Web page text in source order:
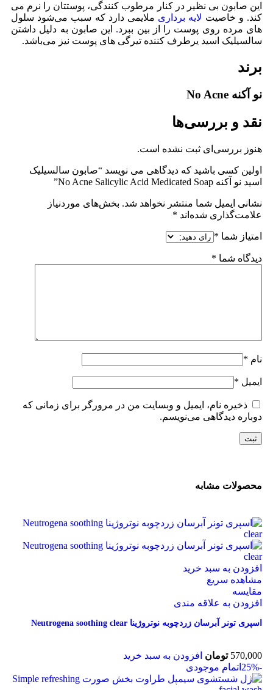
این صابون بی نظیر در کنار مرطوب کنندگی، پوستتان را نرم می
کند. و خاصیت لایه برداری ملایمی دارد که سبب می‌شود سلول
های مرده روی پوست را از بین ببرد. این صابون به دلیل داشتن
سالسیلیک اسید یرطرف کننده تیرگی های پوست نیز می‌باشد.
برند
نو آکنه No Acne
نقد و بررسی‌ها
هنوز بررسی‌ای ثبت نشده است.
اولین کسی باشید که دیدگاهی می نویسد “صابون سالسیلیک
اسید نو آکنه No Acne Salicylic Acid Medicated Soap”
نشانی ایمیل شما منتشر نخواهد شد. بخش‌های موردنیاز
علامت‌گذاری شده‌اند *
امتیاز شما *
دیدگاه شما *
نام *
ایمیل *
ذخیره نام، ایمیل و وبسایت من در مرورگر برای زمانی که
دوباره دیدگاهی می‌نویسم.
محصولات مشابه
افزودن به سبد خرید
مشاهده سریع
مقایسه
افزودن به علاقه مندی
اسپری تونر آبرسان زردچوبه نوتروژینا Neutrogena soothing clear
570,000 تومان افزودن به سبد خرید
-25%
اتمام موجودی